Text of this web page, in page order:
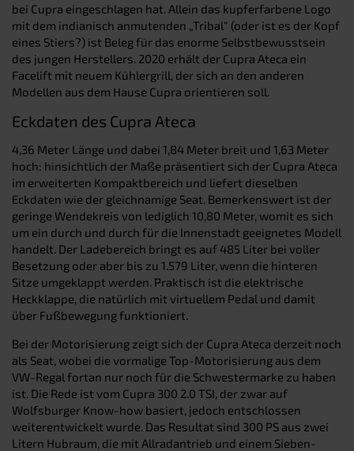
bei Cupra eingeschlagen hat. Allein das kupferfarbene Logo
mit dem indianisch anmutenden „Tribal“ (oder ist es der Kopf
eines Stiers?) ist Beleg für das enorme Selbstbewusstsein
des jungen Herstellers. 2020 erhält der Cupra Ateca ein
Facelift mit neuem Kühlergrill, der sich an den anderen
Modellen aus dem Hause Cupra orientieren soll.
Eckdaten des Cupra Ateca
4,36 Meter Länge und dabei 1,84 Meter breit und 1,63 Meter
hoch: hinsichtlich der Maße präsentiert sich der Cupra Ateca
im erweiterten Kompaktbereich und liefert dieselben
Eckdaten wie der gleichnamige Seat. Bemerkenswert ist der
geringe Wendekreis von lediglich 10,80 Meter, womit es sich
um ein durch und durch für die Innenstadt geeignetes Modell
handelt. Der Ladebereich bringt es auf 485 Liter bei voller
Besetzung oder aber bis zu 1.579 Liter, wenn die hinteren
Sitze umgeklappt werden. Praktisch ist die elektrische
Heckklappe, die natürlich mit virtuellem Pedal und damit
über Fußbewegung funktioniert.
Bei der Motorisierung zeigt sich der Cupra Ateca derzeit noch
als Seat, wobei die vormalige Top-Motorisierung aus dem
VW-Regal fortan nur noch für die Schwestermarke zu haben
ist. Die Rede ist vom Cupra 300 2.0 TSI, der zwar auf
Wolfsburger Know-how basiert, jedoch entschlossen
weiterentwickelt wurde. Das Resultat sind 300 PS aus zwei
Litern Hubraum, die mit Allradantrieb und einem Sieben-